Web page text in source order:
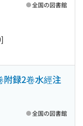
全国の図書館
附録2卷水經注
全国の図書館